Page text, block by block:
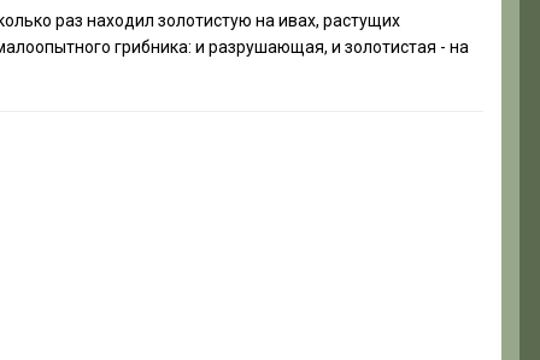
раз находил золотистую на ивах, растущих
грибника: и разрушающая, и золотистая - на